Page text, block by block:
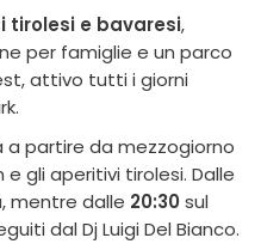
tirolesi e bavaresi,
per famiglie e un parco
attivo tutti i giorni
partire da mezzogiorno
gli aperitivi tirolesi. Dalle
mentre dalle 20:30sul
dal Dj Luigi Del Bianco.